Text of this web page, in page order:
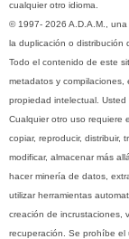
cualquier otro idioma.
© 1997- 2026 A.D.A.M.,
la duplicación o distribución
Todo el contenido de este
metadatos y
propiedad intelectual.
Cualquier otro uso requiere
copiar, reproducir, distribuir,
modificar, almacenar más
hacer minería de datos,
utilizar herramientas
creación de incrustaciones,
recuperación. Se prohíbe el